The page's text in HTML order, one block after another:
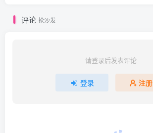
[4.5更1]
评论 抢沙发
请登录后发表评论
登录 注册